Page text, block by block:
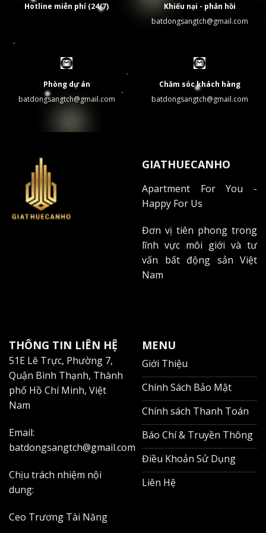
Tiện ích
Sky garden,
Vinhomes GR
Công viên ven
"Không gian xanh là điểm cộng lớn cho các dự án cao
cấp tại Quận 1. The Marq và Vinhomes Golden River là
hai dự án tiêu biểu với tỷ lệ cây xanh cao, tạo môi
trường sống trong lành hiếm có tại trung tâm thành
phố," tôi nhận định từ kinh nghiệm thực tế.
Tiếp cận trung tâm thương mại và giải trí 🎯
Nhà hát thành phố
Phố đi bộ Nguyễn Huệ
🎯Tiện ích xung quanh Vinhomes GR:
Mua sắm:
Diamond Plaza
Hotline miễn phí (24/7)
Khiếu nại - phản hồi
batdongsangtch@gmail.com
Phòng dự án
batdongsangtch@gmail.com
Chăm sóc khách hàng
batdongsangtch@gmail.com
GIATHUECANHO
Apartment For You -
Happy For Us
Đơn vị tiên phong trong
lĩnh vực môi giới và tư
vấn bất động sản Việt
Nam
THÔNG TIN LIÊN HỆ
51E Lê Trực, Phường 7,
Quận Bình Thạnh, Thành
phố Hồ Chí Minh, Việt
Nam
Email:
batdongsangtch@gmail.com
Chịu trách nhiệm nội
dung:
Ceo Trương Tài Năng
MENU
Giới Thiệu
Chính Sách Bảo Mật
Chính sách Thanh Toán
Báo Chí & Truyền Thông
Điều Khoản Sử Dụng
Liên Hệ